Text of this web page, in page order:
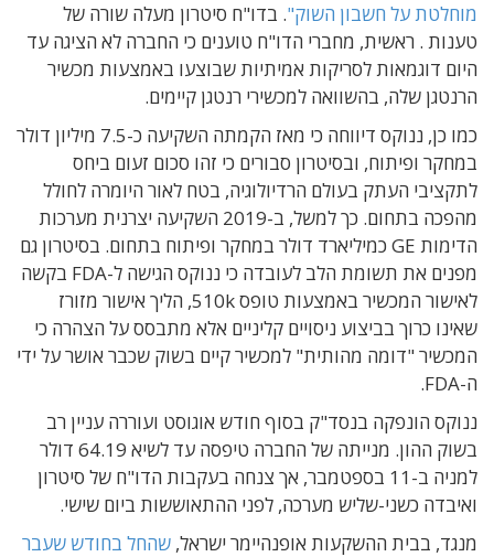
מוחלטת על חשבון השוק". בדו"ח סיטרון מעלה שורה של
טענות . ראשית, מחברי הדו"ח טוענים כי החברה לא הציגה עד
היום דוגמאות לסריקות אמיתיות שבוצעו באמצעות מכשיר
הרנטגן שלה, בהשוואה למכשירי רנטגן קיימים.
כמו כן, ננוקס דיווחה כי מאז הקמתה השקיעה כ-7.5 מיליון דולר
במחקר ופיתוח, ובסיטרון סבורים כי זהו סכום זעום ביחס
לתקציבי העתק בעולם הרדיולוגיה, בטח לאור היומרה לחולל
מהפכה בתחום. כך למשל, ב-2019 השקיעה יצרנית מערכות
הדימות GE כמיליארד דולר במחקר ופיתוח בתחום. בסיטרון גם
מפנים את תשומת הלב לעובדה כי ננוקס הגישה ל-FDA בקשה
לאישור המכשיר באמצעות טופס 510k, הליך אישור מזורז
שאינו כרוך בביצוע ניסויים קליניים אלא מתבסס על הצהרה כי
המכשיר "דומה מהותית" למכשיר קיים בשוק שכבר אושר על ידי
ה-FDA.
ננוקס הונפקה בנסד"ק בסוף חודש אוגוסט ועוררה עניין רב
בשוק ההון. מנייתה של החברה טיפסה עד לשיא 64.19 דולר
למניה ב-11 בספטמבר, אך צנחה בעקבות הדו"ח של סיטרון
ואיבדה כשני-שליש מערכה, לפני ההתאוששות ביום שישי.
מנגד, בבית ההשקעות אופנהיימר ישראל, שהחל בחודש שעבר